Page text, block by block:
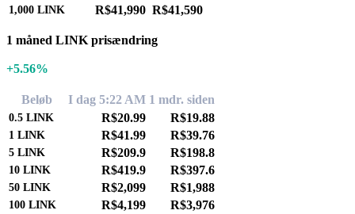
1,000 LINK R$41,990 R$41,590
1 måned LINK prisændring
+5.56%
Beløb I dag 5:22 AM 1 mdr. siden
0.5 LINK R$20.99 R$19.88
1 LINK R$41.99 R$39.76
5 LINK R$209.9 R$198.8
10 LINK R$419.9 R$397.6
50 LINK R$2,099 R$1,988
100 LINK R$4,199 R$3,976